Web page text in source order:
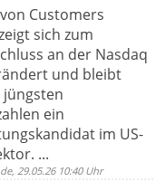
Customers
sich zum
an der Nasdaq
und bleibt
jüngsten
ein
im US-
...
29.05.26 10:40 Uhr